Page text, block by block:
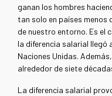
ganan los hombres
tan solo en países menos
de nuestro entorno. Es el
la diferencia salarial llegó
Naciones Unidas.
alrededor de siete
La diferencia salarial